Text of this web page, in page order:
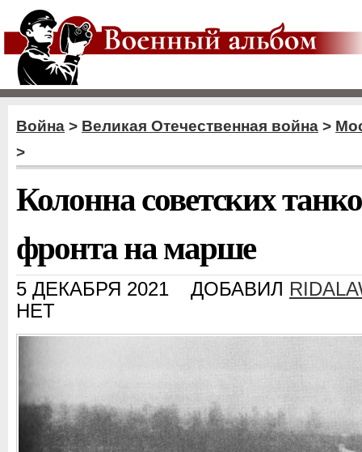
Война > Великая Отечественная война >
>
Колонна советских
фронта на марше
5 ДЕКАБРЯ 2021 ДОБАВИЛ
НЕТ